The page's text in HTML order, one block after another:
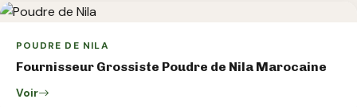
POUDRE DE NILA
Fournisseur Grossiste Poudre de Nila Marocaine
Voir